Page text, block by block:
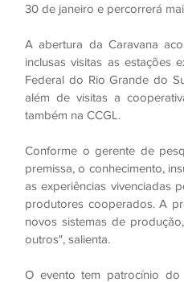
30 de janeiro e percorrerá
A abertura da Caravana
inclusas visitas as estações
Federal do Rio Grande do
além de visitas a
também na CCGL.
Conforme o gerente de
premissa, o conhecimento,
as experiências vivenciadas
produtores cooperados. A
novos sistemas de
outros", salienta.
O evento tem patrocínio